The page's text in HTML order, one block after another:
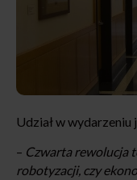
Udział w wydarzeniu
– Czwarta rewolucja
robotyzacji, czy